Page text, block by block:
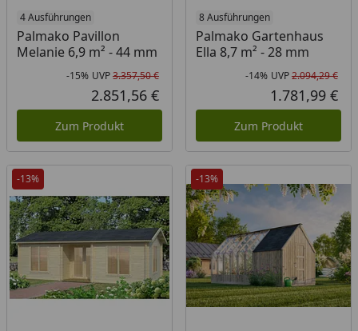
4 Ausführungen
Palmako Pavillon
Melanie 6,9 m² - 44 mm
Rabatt in Prozent
-15%
Ursprünglicher Preis
UVP3.357,50 €
Aktueller Preis
2.851,56 €
Zum Produkt
8 Ausführungen
Palmako Gartenhaus
Ella 8,7 m² - 28 mm
-14% UVP2.094,29 €
1.781,99 €
Zum Produkt
-13% -13%